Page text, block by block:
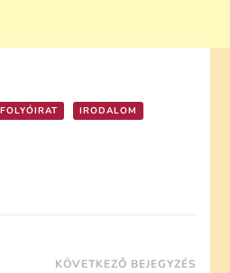
FOLYÓIRAT IRODALOM
KÖVETKEZŐ BEJEGYZÉS